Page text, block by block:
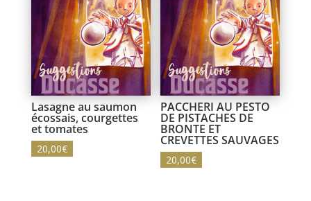
Lasagne au saumon
écossais, courgettes
et tomates
20,00€
PACCHERI AU PESTO
DE PISTACHES DE
BRONTE ET
CREVETTES SAUVAGES
20,00€